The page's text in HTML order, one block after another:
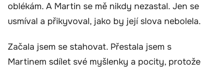
oblékám. A Martin se mě nikdy nezastal. Jen se
usmíval a přikyvoval, jako by její slova nebolela.
Začala jsem se stahovat. Přestala jsem s
Martinem sdílet své myšlenky a pocity, protože